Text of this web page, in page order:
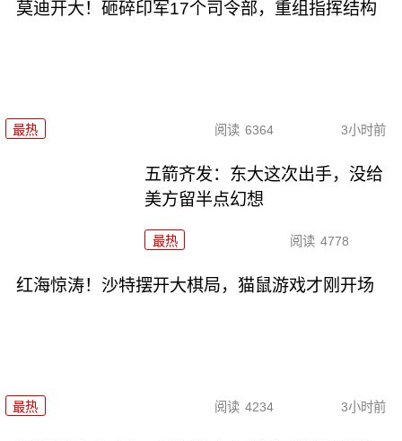
莫迪开大！砸碎印军17个司令部，重组指挥结构
最热 阅读 6364 3小时前
五箭齐发：东大这次出手，没给
美方留半点幻想
最热 阅读 4778
红海惊涛！沙特摆开大棋局，猫鼠游戏才刚开场
最热 阅读 4234 3小时前